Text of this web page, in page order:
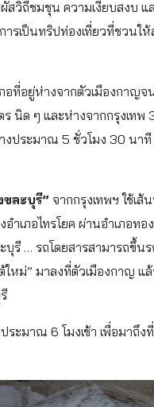
วิถีชมชุน ความเงียบสงบ แ
รเป็นทริปท่องเที่ยวที่ชวนใ
ภอที่อยู่ห่างจากตัวเมืองกาญจ
นิด ๆ และห่างจากกรุงเทพ
างประมาณ 5 ชั่วโมง 30 นาที
ขละบุรี” จากกรุงเทพฯ ใช้เส้
ำเภอไทรโยค ผ่านอำเภอทอ
บุรี … รถโดยสารสามารถขึ้นร
ใหม่” มาลงที่ตัวเมืองกาญ แ
ระมาณ 6 โมงเช้า เพื่อมาถึง